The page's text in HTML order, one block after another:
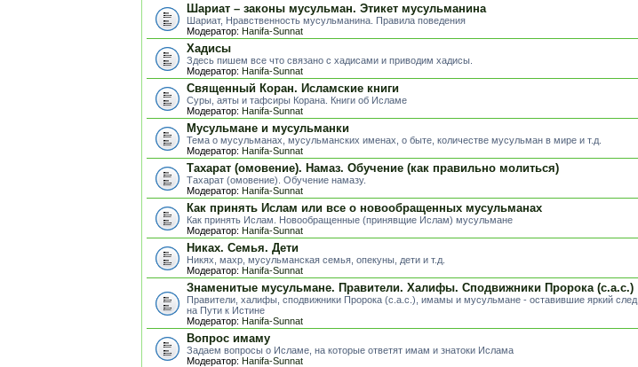
Шариат – законы мусульман. Этикет мусульманина
Шариат, Нравственность мусульманина. Правила поведения
Модератор: Hanifa-Sunnat
Хадисы
Здесь пишем все что связано с хадисами и приводим хадисы.
Модератор: Hanifa-Sunnat
Священный Коран. Исламские книги
Суры, аяты и тафсиры Корана. Книги об Исламе
Модератор: Hanifa-Sunnat
Мусульмане и мусульманки
Тема о мусульманах, мусульманских именах, о быте, количестве мусульман в мире и т.д.
Модератор: Hanifa-Sunnat
Тахарат (омовение). Намаз. Обучение (как правильно молиться)
Тахарат (омовение). Обучение намазу.
Модератор: Hanifa-Sunnat
Как принять Ислам или все о новообращенных мусульманах
Как принять Ислам. Новообращенные (принявщие Ислам) мусульмане
Модератор: Hanifa-Sunnat
Никах. Семья. Дети
Никях, махр, мусульманская семья, опекуны, дети и т.д.
Модератор: Hanifa-Sunnat
Знаменитые мусульмане. Правители. Халифы. Сподвижники Пророка (с.а.с.)
Правители, халифы, сподвижники Пророка (с.а.с.), имамы и мусульмане - оставившие яркий след
на Пути к Истине
Модератор: Hanifa-Sunnat
Вопрос имаму
Задаем вопросы о Исламе, на которые ответят имам и знатоки Ислама
Модератор: Hanifa-Sunnat